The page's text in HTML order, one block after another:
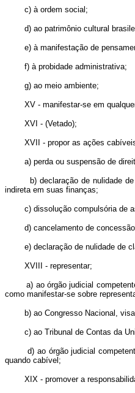
c) à ordem social;
d) ao patrimônio cultural
e) à manifestação de
f) à probidade administrativa;
g) ao meio ambiente;
XV - manifestar-se em
XVI - (Vetado);
XVII - propor as ações
a) perda ou suspensão de
b) declaração de nulidade
indireta em suas finanças;
c) dissolução compulsória de
d) cancelamento de
e) declaração de nulidade de
XVIII - representar;
a) ao órgão judicial
como manifestar-se sobre
b) ao Congresso Nacional,
c) ao Tribunal de Contas da
d) ao órgão judicial
quando cabível;
XIX - promover a